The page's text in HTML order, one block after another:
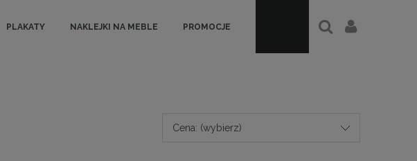
PLAKATY NAKLEJKI NA MEBLE PROMOCJE
Cena: (wybierz)